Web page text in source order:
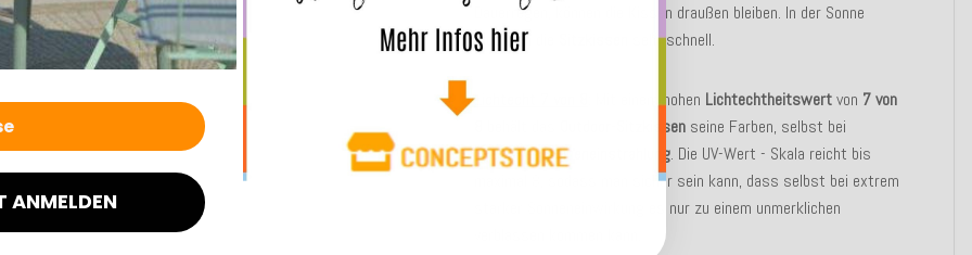
Dauerregen, können die Kissen draußen bleiben. In der Sonne
trocknen die
sehr schnell.
Lichtecht 7 von 8 Mit einem hohen Lichtechtheitswertvon 7 von
Sitzkissen seine Farben, selbst bei
intensiverSonneneinstrahlung. Die UV-Wert - Skala reicht bis
maximal 8, sodass man sicher sein kann, dass selbst bei extrem
starker Sonneneinwirkung es nur zu einem unmerklichen
ANMELDEN